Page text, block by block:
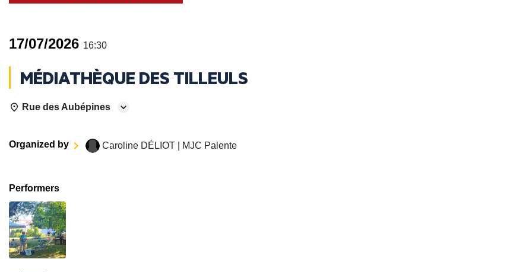
17/07/2026 16:30
MÉDIATHÈQUE DES TILLEULS
Rue des Aubépines
Organized by Caroline DÉLIOT | MJC Palente
Performers